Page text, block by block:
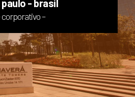
- brasil
corporativo –